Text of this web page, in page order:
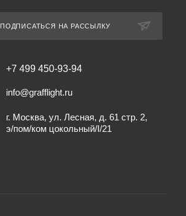
ПОДПИСАТЬСЯ НА РАССЫЛКУ
+7 499 450-93-94
info@grafflight.ru
г. Москва, ул. Лесная, д. 61 стр. 2,
э/пом/ком цокольный/I/21